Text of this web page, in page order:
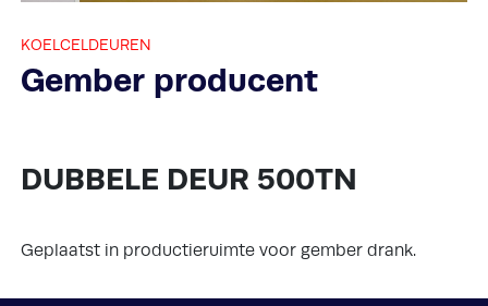
KOELCELDEUREN
Gember producent
DUBBELE DEUR 500TN
Geplaatst in productieruimte voor gember drank.